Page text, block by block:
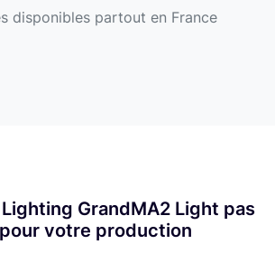
disponibles partout en France
GrandMA2 Light pas
votre production